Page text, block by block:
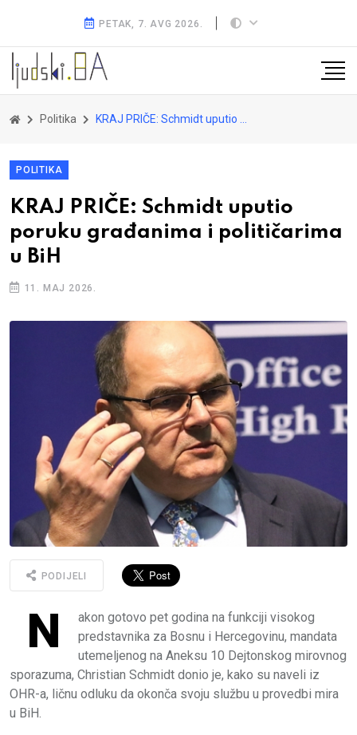
PETAK, 7. AVG 2026.
Politika KRAJ PRIČE: Schmidt uputio poruku građanima i političarima u BiH
POLITIKA
KRAJ PRIČE: Schmidt uputio
poruku građanima i političarima
u BiH
11. MAJ 2026.
PODIJELI
N
akon gotovo pet godina na funkciji visokog
predstavnika za Bosnu i Hercegovinu, mandata
utemeljenog na Aneksu 10 Dejtonskog mirovnog
sporazuma, Christian Schmidt donio je, kako su naveli iz
OHR-a, ličnu odluku da okonča svoju službu u provedbi mira
u BiH.